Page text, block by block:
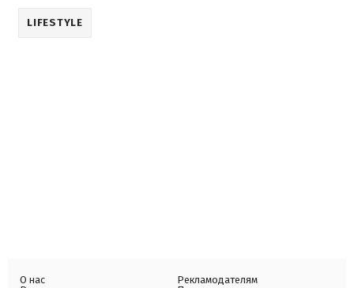
LIFESTYLE
О нас
Рекламодателям